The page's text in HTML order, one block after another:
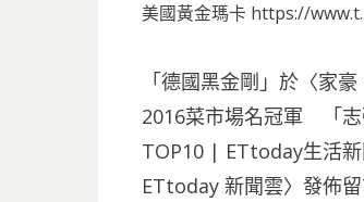
美國黃金瑪卡 https://
「德國黑金剛 」於〈家豪
2016菜市場名冠軍 「志
TOP10 | ETtoday生活
ETtoday 新聞雲〉發佈